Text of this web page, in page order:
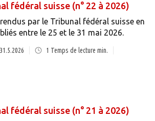
fédéral suisse (n° 22 à 2026)
par le Tribunal fédéral suisse en
entre le 25 et le 31 mai 2026.
31.5.2026 1 Temps de lecture min.
fédéral suisse (n° 21 à 2026)